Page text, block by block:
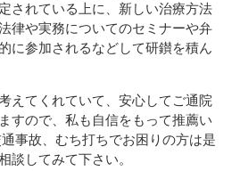
されている上に、新しい治療方法
律や実務についてのセミナーや弁
に参加されるなどして研鑚を積ん
えてくれていて、安心してご通院
すので、私も自信をもって推薦い
事故、むち打ちでお困りの方は是
談してみて下さい。